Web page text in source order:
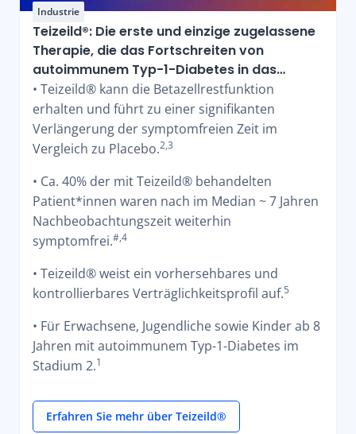
Industrie
Teizeild®: Die erste und einzige zugelassene
Therapie, die das Fortschreiten von
autoimmunem Typ-1-Diabetes in das
Studium 3 verzögern kann²
• Teizeild® kann die Betazellrestfunktion
erhalten und führt zu einer signifikanten
Verlängerung der symptomfreien Zeit im
Vergleich zu Placebo.2,3
• Ca. 40% der mit Teizeild® behandelten
Patient*innen waren nach im Median ~ 7 Jahren
Nachbeobachtungszeit weiterhin
symptomfrei.#,4
• Teizeild® weist ein vorhersehbares und
kontrollierbares Verträglichkeitsprofil auf.5
• Für Erwachsene, Jugendliche sowie Kinder ab 8
Jahren mit autoimmunem Typ-1-Diabetes im
Stadium 2.1
Erfahren Sie mehr über Teizeild®